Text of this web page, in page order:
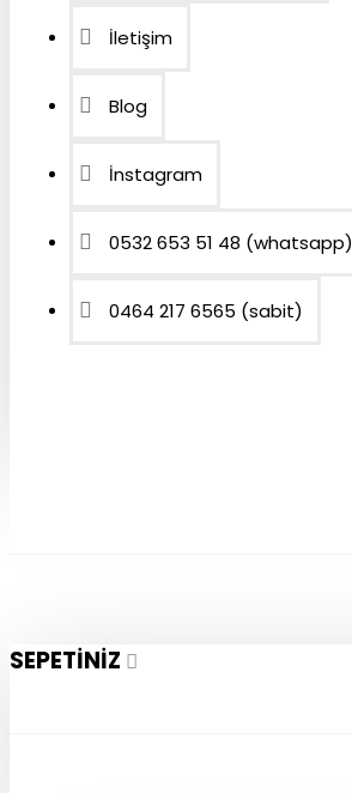
İletişim
Blog
İnstagram
0532 653 51 48 (whatsapp)
0464 217 6565 (sabit)
SEPETINIZ